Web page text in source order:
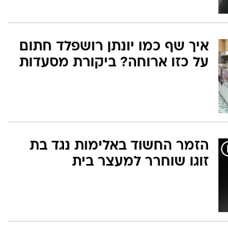
איך שף כמו יונתן רושפלד חתום
על כזו ארוחה? ביקורת מסעדות
הזמר החשוד באלימות נגד בת
זוגו שוחרר למעצר בית